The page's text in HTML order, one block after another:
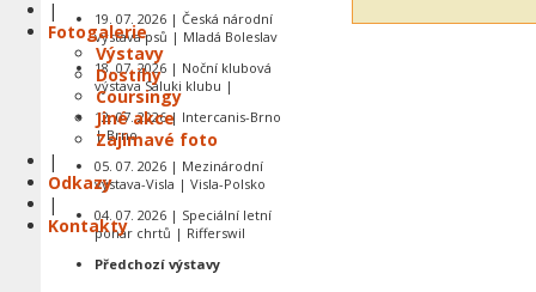
|
Fotogalerie
Výstavy
Dostihy
Coursingy
Jiné akce
Zajímavé foto
|
Odkazy
|
Kontakty
19. 07. 2026 | Česká národní
výstava psů | Mladá Boleslav
18. 07. 2026 | Noční klubová
výstava Saluki klubu |
12. 07. 2026 | Intercanis-Brno
| Brno
05. 07. 2026 | Mezinárodní
výstava-Visla | Visla-Polsko
04. 07. 2026 | Speciální letní
pohár chrtů | Rifferswil
Předchozí výstavy